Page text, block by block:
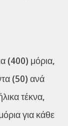
(400) μόρια,
(50) ανά
τέκνα,
για κάθε